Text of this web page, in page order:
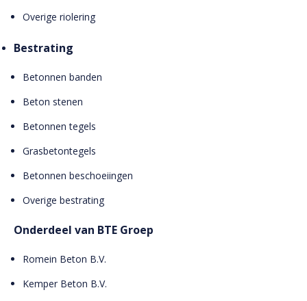
Overige riolering
Bestrating
Betonnen banden
Beton stenen
Betonnen tegels
Grasbetontegels
Betonnen beschoeiingen
Overige bestrating
Onderdeel van BTE Groep
Romein Beton B.V.
Kemper Beton B.V.